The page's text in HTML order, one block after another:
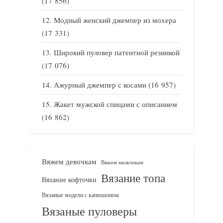
Модный женский джемпер из мохера
(17 331)
Широкий пуловер патентной резинкой
(17 076)
Ажурный джемпер с косами (16 957)
Жакет мужской спицами с описанием
(16 862)
Вяжем девочкам Вяжем мальчикам
Вязание кофточки Вязание топа
Вязаные модели с капюшоном
Вязаные пуловеры